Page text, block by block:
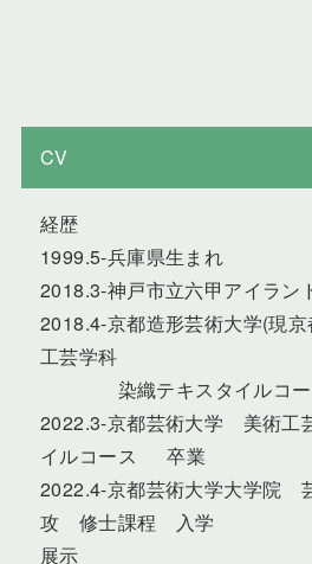
CV
経歴
1999.5-兵庫県生まれ
2018.3-神戸市立六甲アイラン
2018.4-京都造形芸術大学(現
工芸学科
染織テキスタイルコー
2022.3-京都芸術大学 美術工
イルコース 卒業
2022.4-京都芸術大学大学院
攻 修士課程 入学
展示